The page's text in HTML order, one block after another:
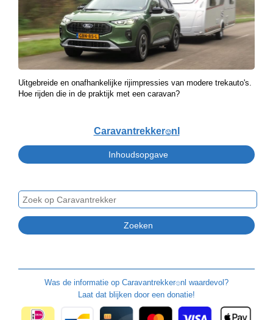
Uitgebreide en onafhankelijke rijimpressies van modere trekauto's.
Hoe rijden die in de praktijk met een caravan?
Caravantrekker🙂nl
Was de informatie op Caravantrekker🙂nl waardevol?
Laat dat blijken door een donatie!